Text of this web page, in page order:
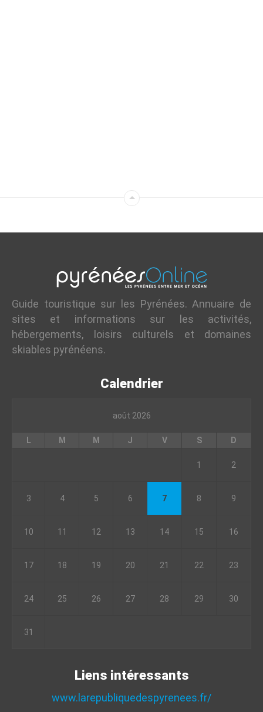
Guide touristique sur les Pyrénées. Annuaire de
sites et informations sur les activités,
hébergements, loisirs culturels et domaines
skiables pyrénéens.
Calendrier
août 2026
L M M J V S D
1 2
3 4 5 6 7 8 9
10 11 12 13 14 15 16
17 18 19 20 21 22 23
24 25 26 27 28 29 30
31
Liens intéressants
www.larepubliquedespyrenees.fr/